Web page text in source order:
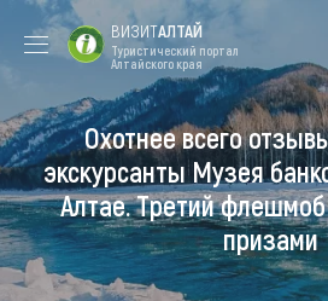
Форум VISIT
ALTAI
Цветение
маральника
Туры
Где побывать
ВИЗИТАЛТАЙ
Туристический портал
Алтайского края
Охотнее всего
экскурсанты Музея
Алтае. Третий
призами